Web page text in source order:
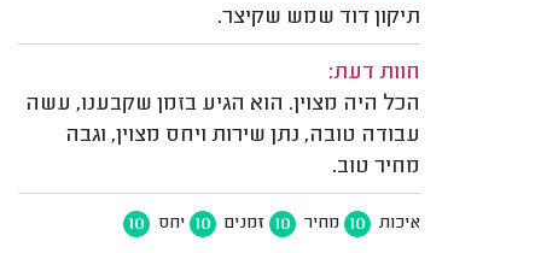
תיקון דוד שמש שקיצר.
חוות דעת:
הכל היה מצוין. הוא הגיע בזמן שקבענו, עשה
עבודה טובה, נתן שירות ויחס מצוין, וגבה
מחיר טוב.
איכות 10 מחיר 10 זמנים 10 יחס 10